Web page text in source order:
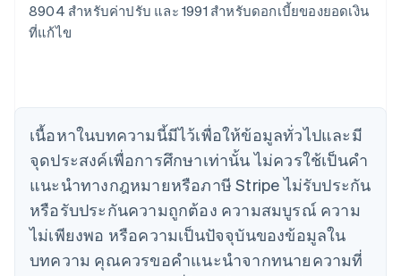
8904 สําหรับค่าปรับ และ 1991 สําหรับดอกเบี้ยของยอดเงิน
ที่แก้ไข
เนื้อหาในบทความนี้มีไว้เพื่อให้ข้อมูลทั่วไปและมี
จุดประสงค์เพื่อการศึกษาเท่านั้น ไม่ควรใช้เป็นคํา
แนะนําทางกฎหมายหรือภาษี Stripe ไม่รับประกัน
หรือรับประกันความถูกต้อง ความสมบูรณ์ ความ
ไม่เพียงพอ หรือความเป็นปัจจุบันของข้อมูลใน
บทความ คุณควรขอคําแนะนําจากทนายความที่
กรีซ
English
EnglishFrançais
โครเอเชีย
EnglishItaliano
จีนแผ่นดินใหญ่
简体中文
ไซปรัส
English
ญี่ปุ่น
เดนมาร์ก